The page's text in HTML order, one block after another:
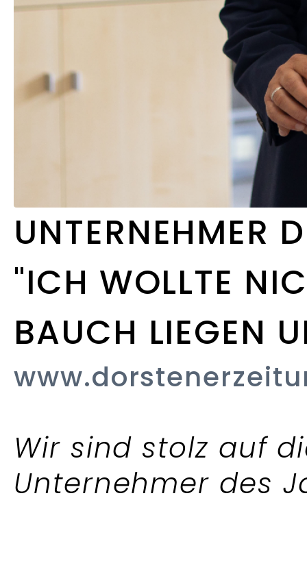
UNTERNEHMER
"ICH WOLLTE
BAUCH LIEGEN
Wir sind stolz auf
Unternehmer des